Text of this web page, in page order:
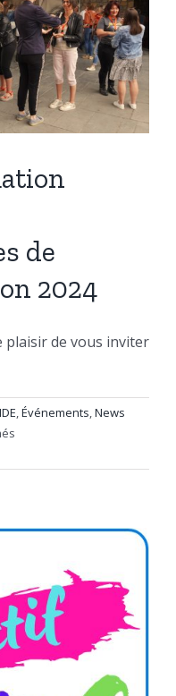
de
2024
plaisir de vous inviter
,Événements,News
de
des
CCE/CCJ
–
édition
2024